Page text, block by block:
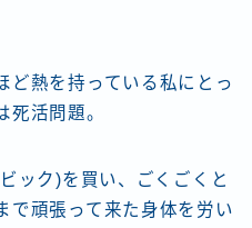
ど熱を持っている私にとっ
死活問題。
ック)を買い、ごくごくと
で頑張って来た身体を労い